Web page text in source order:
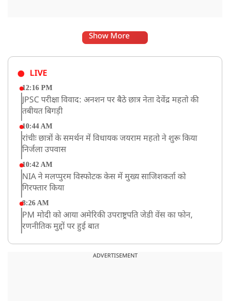
Show More
LIVE
12:16 PM
JPSC परीक्षा विवाद: अनशन पर बैठे छात्र नेता देवेंद्र महतो की
तबीयत बिगड़ी
10:44 AM
रांचीः छात्रों के समर्थन में विधायक जयराम महतो ने शुरू किया
निर्जला उपवास
10:42 AM
NIA ने मलप्पुरम विस्फोटक केस में मुख्य साजिशकर्ता को
गिरफ्तार किया
8:26 AM
PM मोदी को आया अमेरिकी उपराष्ट्रपति जेडी वेंस का फोन,
रणनीतिक मुद्दों पर हुई बात
रांची: छात्रों और झारखंड सरकार के बीच आज होगी तीसरे दौर
ADVERTISEMENT